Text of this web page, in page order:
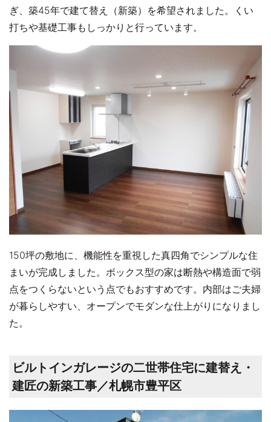
ぎ、築45年で建て替え（新築）を希望されました。くい
打ちや基礎工事もしっかりと行っています。
150坪の敷地に、機能性を重視した真四角でシンプルな住
まいが完成しました。ボックス型の家は断熱や構造面で弱
点をつくらないという点でもおすすめです。内部はご夫婦
が暮らしやすい、オープンでモダンな仕上がりになりまし
た。
ビルトインガレージの二世帯住宅に建替え・
建匠の新築工事／札幌市豊平区